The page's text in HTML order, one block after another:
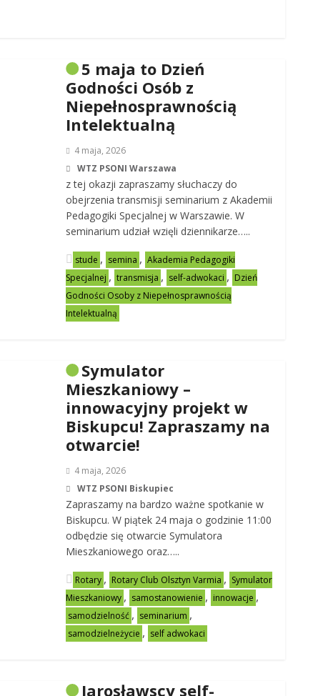
5 maja to Dzień
Godności Osób z
Niepełnosprawnością
Intelektualną
4 maja, 2026
WTZ PSONI Warszawa
z tej okazji zapraszamy słuchaczy do
obejrzenia transmisji seminarium z Akademii
Pedagogiki Specjalnej w Warszawie. W
seminarium udział wzięli dziennikarze…..
stude , semina , Akademia Pedagogiki
Specjalnej , transmisja , self-adwokaci , Dzień
Godności Osoby z Niepełnosprawnością
Intelektualną
Symulator
Mieszkaniowy –
innowacyjny projekt w
Biskupcu! Zapraszamy na
otwarcie!
4 maja, 2026
WTZ PSONI Biskupiec
Zapraszamy na bardzo ważne spotkanie w
Biskupcu. W piątek 24 maja o godzinie 11:00
odbędzie się otwarcie Symulatora
Mieszkaniowego oraz…..
Rotary , Rotary Club Olsztyn Varmia , Symulator
Mieszkaniowy , samostanowienie , innowacje ,
samodzielność , seminarium ,
samodzielneżycie , self adwokaci
Jarosławscy self-